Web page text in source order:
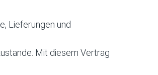
Lieferungen und
Mit diesem Vertrag